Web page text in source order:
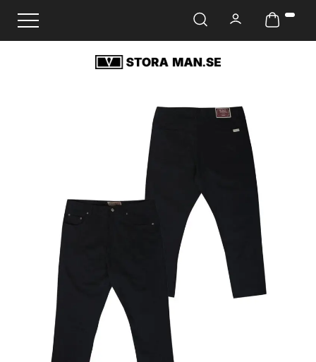
Ändra navigering